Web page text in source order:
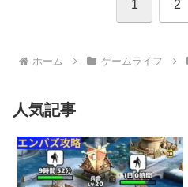
1 2
ホーム ゲームライフ
人気記事